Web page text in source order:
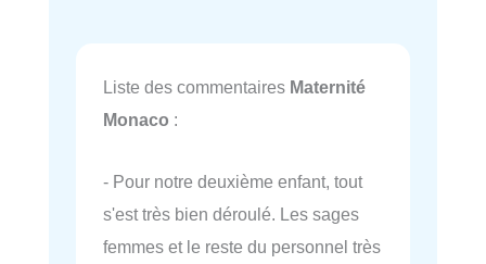
Liste des commentaires Maternité
Monaco :
- Pour notre deuxième enfant, tout
s'est très bien déroulé. Les sages
femmes et le reste du personnel très